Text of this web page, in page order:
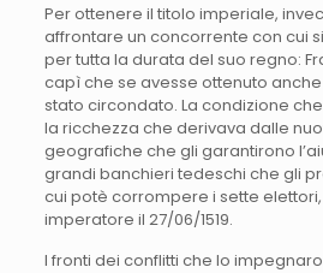
Per ottenere il titolo imperiale,
affrontare un concorrente con cui
per tutta la durata del suo regno:
capì che se avesse ottenuto
stato circondato. La condizione
la ricchezza che derivava dalle
geografiche che gli garantirono
grandi banchieri tedeschi che gli
cui potè corrompere i sette
imperatore il 27/06/1519.
I fronti dei conflitti che lo